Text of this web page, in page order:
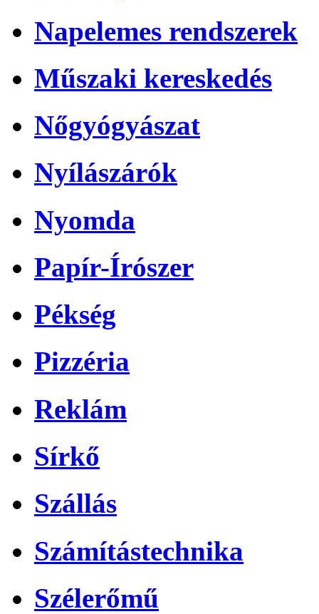
Napelemes rendszerek
Műszaki kereskedés
Nőgyógyászat
Nyílászárók
Nyomda
Papír-Írószer
Pékség
Pizzéria
Reklám
Sírkő
Szállás
Számítástechnika
Szélerőmű